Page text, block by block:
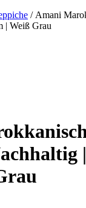
/ Amani
| Weiß Grau